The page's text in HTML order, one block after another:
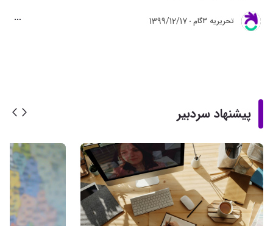
تحريريه 3گام 1399/12/17
پیشنهاد سردبیر